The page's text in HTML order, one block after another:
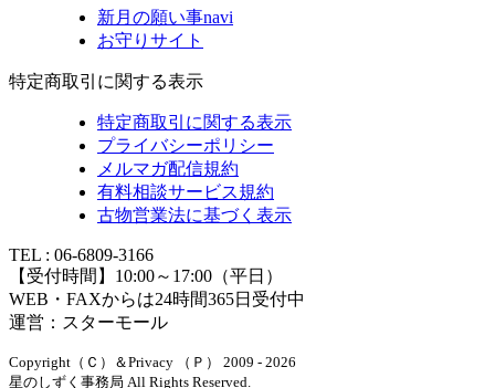
新月の願い事navi
お守りサイト
特定商取引に関する表示
特定商取引に関する表示
プライバシーポリシー
メルマガ配信規約
有料相談サービス規約
古物営業法に基づく表示
TEL : 06-6809-3166
【受付時間】10:00～17:00（平日）
WEB・FAXからは24時間365日受付中
運営：スターモール
Copyright（Ｃ）＆Privacy （Ｐ） 2009 - 2026
星のしずく事務局 All Rights Reserved.